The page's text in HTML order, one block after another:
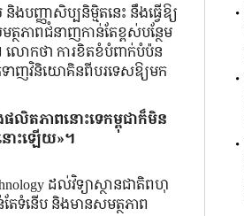
បញ្ញាសិប្បនិម្មិតនេះ នឹងធ្វើឱ្យ
ភាពជំនាញកាន់តែខ្ពស់បន្ថែម
។ លោកថា ការខិតខំបំពាក់បំប៉ន
ទាញវិនិយោគិនពីបរទេសឱ្យមក
ផលិតភាពនោះទេកម្ពុជាក៏មិន
នោះឡើយ»។
ដល់វិទ្យាស្ថានជាតិពហុ
តែទំនើប និងមានសមត្ថភាព